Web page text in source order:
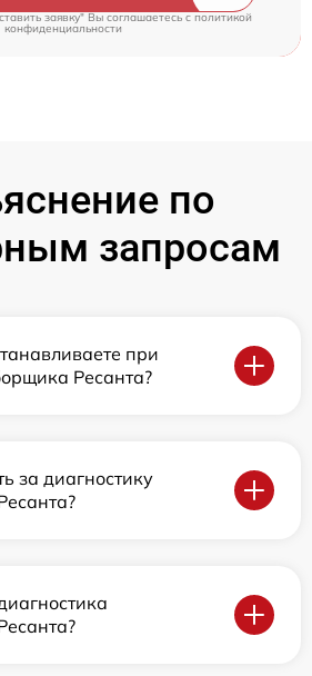
заявку" Вы соглашаетесь cполитикой
конфиденциальности
по
запросам
при
Ресанта?
за диагностику